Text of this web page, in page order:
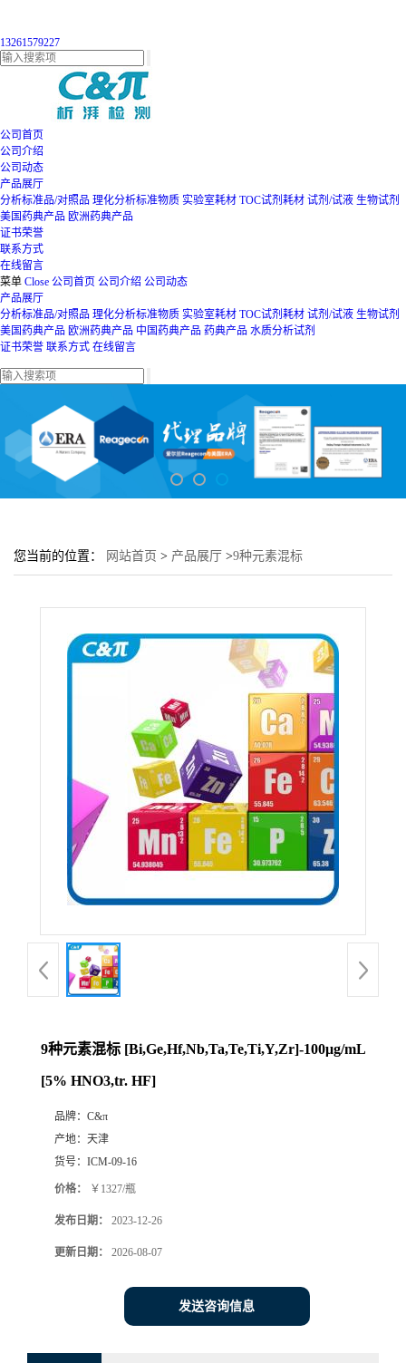
13261579227
公司首页
公司介绍
公司动态
产品展厅
分析标准品/对照品 理化分析标准物质 实验室耗材 TOC试剂耗材 试剂/试液 生物试剂
美国药典产品 欧洲药典产品
证书荣誉
联系方式
在线留言
菜单 Close 公司首页 公司介绍 公司动态
产品展厅
分析标准品/对照品 理化分析标准物质 实验室耗材 TOC试剂耗材 试剂/试液 生物试剂
美国药典产品 欧洲药典产品 中国药典产品 药典产品 水质分析试剂
证书荣誉 联系方式 在线留言
您当前的位置： 网站首页 > 产品展厅 >9种元素混标
9种元素混标 [Bi,Ge,Hf,Nb,Ta,Te,Ti,Y,Zr]-100μg/mL
[5% HNO3,tr. HF]
品牌： C&π
产地： 天津
货号： ICM-09-16
价格： ￥1327/瓶
发布日期： 2023-12-26
更新日期： 2026-08-07
发送咨询信息